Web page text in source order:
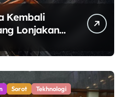
Kembali
Lonjakan
Pasokan
Sorot Tekhnologi